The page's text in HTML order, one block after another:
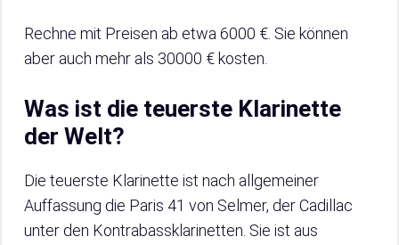
Rechne mit Preisen ab etwa 6000 €. Sie können
aber auch mehr als 30000 € kosten.
Was ist die teuerste Klarinette
der Welt?
Die teuerste Klarinette ist nach allgemeiner
Auffassung die Paris 41 von Selmer, der Cadillac
unter den Kontrabassklarinetten. Sie ist aus